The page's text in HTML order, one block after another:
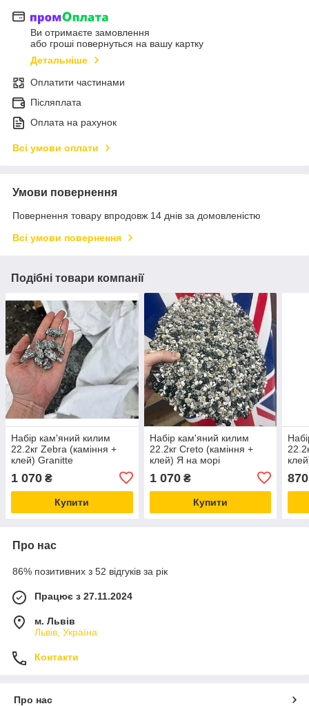
Ви отримаєте замовлення
або гроші повернуться на вашу картку
Детальніше
Оплатити частинами
Післяплата
Оплата на рахунок
Всі умови оплати
Умови повернення
Повернення товару впродовж 14 днів за домовленістю
Всі умови повернення
Подібні товари компанії
Набір кам'яний килим
22.2кг Zebra (каміння +
клей) Granitte
1 070 ₴
Купити
Набір кам'яний килим
22.2кг Creto (каміння +
клей) Я на морі
1 070₴
Купити
870
Про нас
86% позитивних з 52 відгуків за рік
Працює з 27.11.2024
м. Львів
Львів, Україна
Контакти
Про нас